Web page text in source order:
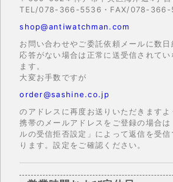
TEL/078-366-5536・FAX/078-366-
shop@antiwatchman.com
お問い合わせやご委託依頼メールに数日
応答がない場合は正常に送受信されてい
ます。
大変お手数ですが
order@sashine.co.jp
のアドレスに再度お送りいただきますよ
携帯のメールアドレスをご登録の場合
ルの受信拒否設定」によって返信を受
ります。設定をご確認ください。